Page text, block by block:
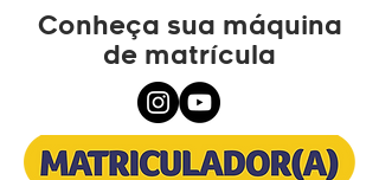
Conheça sua máquina
de matrícula